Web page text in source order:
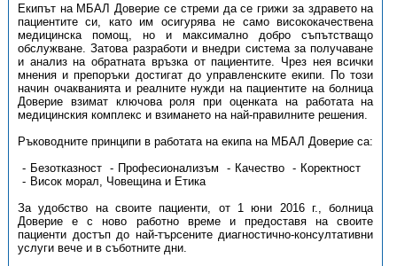
Екипът на МБАЛ Доверие се стреми да се грижи за здравето на
пациентите си, като им осигурява не само висококачествена
медицинска помощ, но и максимално добро съпътстващо
обслужване. Затова разработи и внедри система за получаване
и анализ на обратната връзка от пациентите. Чрез нея всички
мнения и препоръки достигат до управленските екипи. По този
начин очакванията и реалните нужди на пациентите на болница
Доверие взимат ключова роля при оценката на работата на
медицинския комплекс и взимането на най-правилните решения.
Ръководните принципи в работата на екипа на МБАЛ Доверие са:
Безотказност
Професионализъм Качество
Коректност
Висок морал, Човещина и Етика
За удобство на своите пациенти, от 1 юни 2016 г., болница
Доверие е с ново работно време и предоставя на своите
пациенти достъп до най-търсените диагностично-консултативни
услуги вече и в съботните дни.